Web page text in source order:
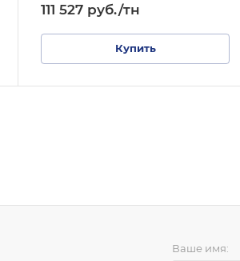
111 527 руб./тн
Купить
Ваше имя: